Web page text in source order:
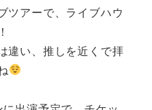
ツアーで、ライブハウ
違い、推しを近くで拝